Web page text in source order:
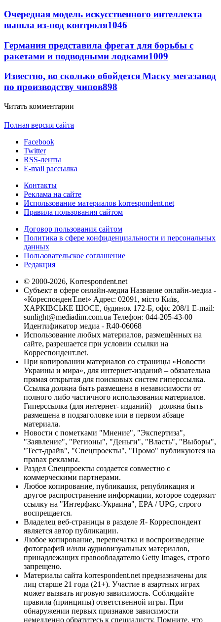
Очередная модель искусственного интеллекта
вышла из-под контроля1046
Германия представила фрегат для борьбы с
ракетами и подводными лодками1009
Известно, во сколько обойдется Маску мегазавод
по производству чипов898
Читать комментарии
Полная версия сайта
Facebook
Twitter
RSS-ленты
E-mail рассылка
Контакты
Реклама на сайте
Использование материалов korrespondent.net
Правила пользования сайтом
Договор пользования сайтом
Политика в сфере конфиденциальности и персональных
данных
Пользовательское соглашение
Редакция
© 2000-2026, Korrespondent.net
Субъект в сфере онлайн-медиа Название онлайн-медиа -
«КореспонденТ.net» Адрес: 02091, місто Київ,
ХАРКІВСЬКЕ ШОСЕ, будинок 172-Б, офіс 208/1 E-mail:
sunlight@mediadim.com.ua Телефон: 044-205-43-00
Идентификатор медиа - R40-06068
Использование любых материалов, размещённых на
сайте, разрешается при условии ссылки на
Корреспондент.net.
При копировании материалов со страницы «Новости
Украины и мира», для интернет-изданий – обязательна
прямая открытая для поисковых систем гиперссылка.
Ссылка должна быть размещена в независимости от
полного либо частичного использования материалов.
Гиперссылка (для интернет- изданий) – должна быть
размещена в подзаголовке или в первом абзаце
материала.
Новости с пометками "Мнение", "Экспертиза",
"Заявление", "Регионы", "Деньги", "Власть", "Выборы",
"Тест-драйв", "Спецпроекты", "Промо" публикуются на
правах рекламы.
Раздел Спецпроекты создается совместно с
коммерческими партнерами.
Любое копирование, публикация, републикация и
другое распространение информации, которое содержит
ссылку на "Интерфакс-Украина", EPA / UPG, строго
воспрещается.
Владелец веб-страницы в разделе Я- Корреспондент
является автор публикации.
Любое копирование, перепечатка и воспроизведение
фотографий и/или аудиовизуальных материалов,
принадлежащих правообладателю Getty Images, строго
запрещено.
Материалы сайта korrespondent.net предназначены для
лиц старше 21 года (21+). Участие в азартных играх
может вызвать игровую зависимость. Соблюдайте
правила (принципы) ответственной игры. При
обнаружении первых признаков зависимости
немедленно обратитесь к специалисту. Помните, что